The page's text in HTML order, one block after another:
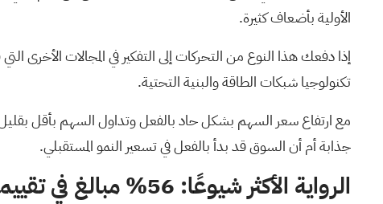
الأولية بأضعاف كثيرة.
إذا دفعك هذا النوع من التحركات إلى التفكير في المجالات
تكنولوجيا شبكات الطاقة والبنية التحتية.
جذابة أم أن السوق قد بدأ بالفعل في تسعير النمو المستقبلي.
الرواية الأكثر شيوعًا: 56% مبالغ في تقييمها